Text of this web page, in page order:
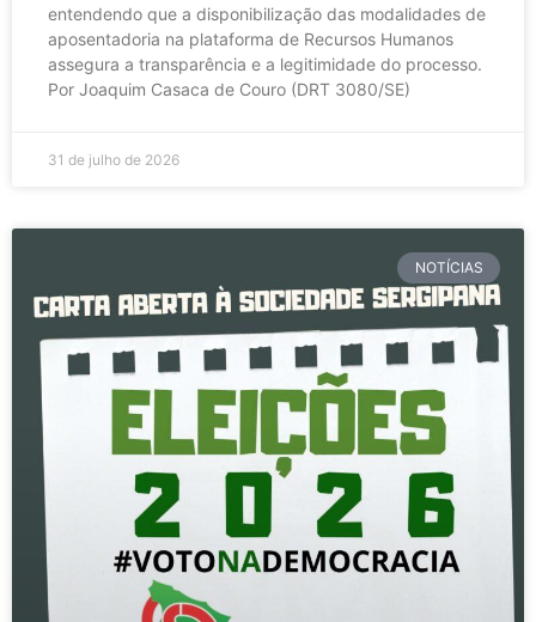
entendendo que a disponibilização das modalidades de
aposentadoria na plataforma de Recursos Humanos
assegura a transparência e a legitimidade do processo.
Por Joaquim Casaca de Couro (DRT 3080/SE)
31 de julho de 2026
NOTÍCIAS